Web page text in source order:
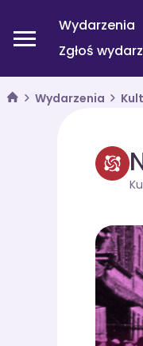
Wydarzenia
Zgłoś
Wydarzenia